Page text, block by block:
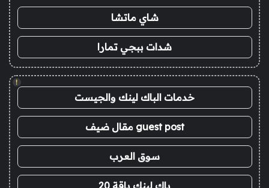
شاي ماتشا
شدات ببجي تمارا
!
خدمات الباك لينك والجيست
guest post مقال ضيف
سوق العرب